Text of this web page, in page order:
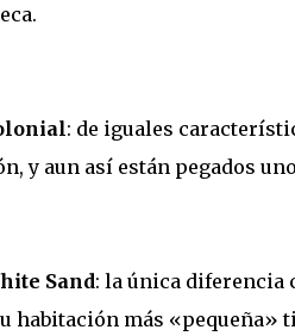
: de iguales
y aun así están pegados
Sand: la única diferencia
habitación más «pequeña»